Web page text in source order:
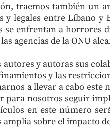
traemos también un
y legales entre Líbano
se enfrentan a horrores
agencias de la ONU
y autoras sus
y las
a llevar a cabo
para nosotros seguir
en este número
sobre el impacto